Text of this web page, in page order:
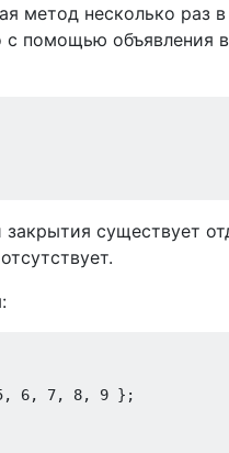
метод несколько раз
помощью объявления
существует
, 6, 7, 8, 9 };